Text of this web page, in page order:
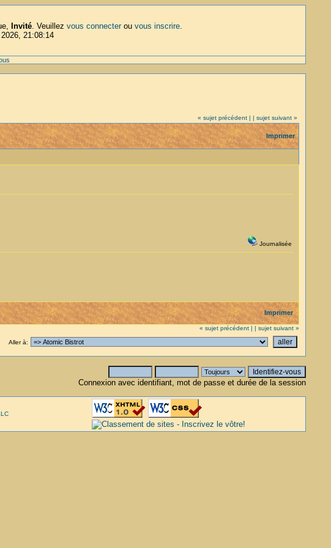
Invité. Veuillez vous connecterou vous inscrire.
21:08:14
« sujet précédent | | sujet suivant »
Imprimer
Journalisée
Imprimer
« sujet précédent | | sujet suivant »
Aller à:
Connexion avec identifiant, mot de passe et durée de la session